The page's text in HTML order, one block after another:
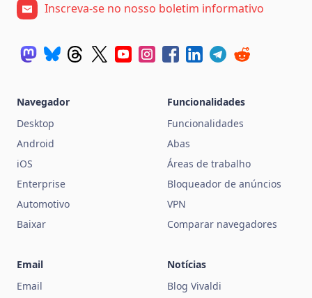
Inscreva-se no nosso boletim informativo
Navegador
Desktop
Android
iOS
Enterprise
Automotivo
Baixar
Funcionalidades
Funcionalidades
Abas
Áreas de trabalho
Bloqueador de anúncios
VPN
Comparar navegadores
Email
Email
Notícias
Blog Vivaldi